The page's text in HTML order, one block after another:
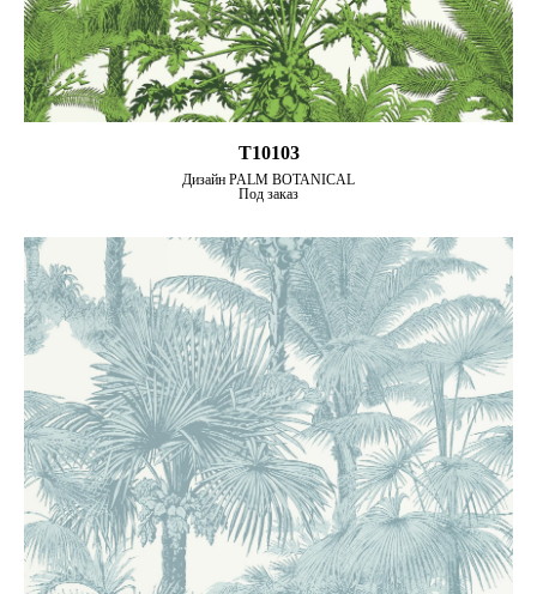
T10103
Дизайн PALM BOTANICAL
Под заказ